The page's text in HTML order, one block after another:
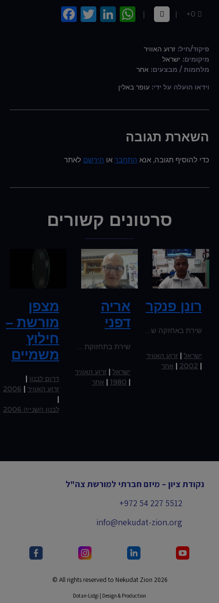
FacebookTwitterLinkedIn
WhatsApp
פיקוד/חיל: זרוע האוויר
מיקומים: ישראל
מלחמות / מבצעים: אחר
וידאו הועלה על ידי: עופר באלין
השארת תגובה
כדי להוסיף תגובה, אנא התחבר או הירשם לאתר
סרטונים קשורים
רונן פנקר
שירת באחזקה של כלי טייס בבסיס ח"א בדרום. בהיותו מחוץ לבסיס נקלע לאירוע מחבלים, במהלכו ירה בשני המחבלים וסייע לחסלם. דמות משפיעה – יעקב טרנר
ישראל | זרוע האוויר
|
2002
| אחר
אריה
דפני
שירת בתחזוקת מטוסי F15 ו-F16 , לאור תקלה שהצוות התחזוקה האמריקאי לא הצליח לתקן, הגה רעיון והצליח לתקן את התקלה וקיבל על כך ראוי לשבח. דמות משפיעה – רן פקר
ישראל| זרוע האוויר
|
1980
| אחר
מצפן
מורשת –
חילוץ
משמיים
דרום לבנון |
זרוע האוויר|
2006
|
לבנון השנייה 2006
נקודת ציון – מיזם חברתי למורשת צה"ל
+972 54 227 5512
info@nekudat-zion.org
All rights reserved to Nekudat Zion 2026 ©
Dotan-Lidgi | Design & Production